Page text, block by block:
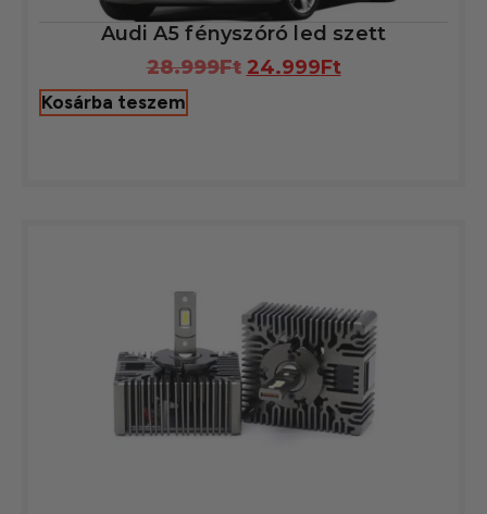
Audi A5 fényszóró led szett
28.999Ft 24.999Ft
Kosárba teszem